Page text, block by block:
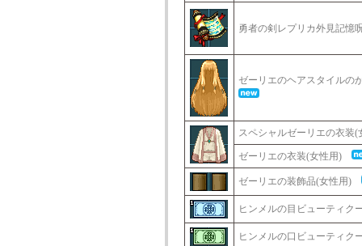
勇者の剣レプリカ外見記
ゼーリエのヘアスタイル
スペシャルゼーリエの衣
ゼーリエの衣装(女性用)
ゼーリエの装飾品(女性用)
ヒンメルの目ビューティ
ヒンメルの口ビューティ